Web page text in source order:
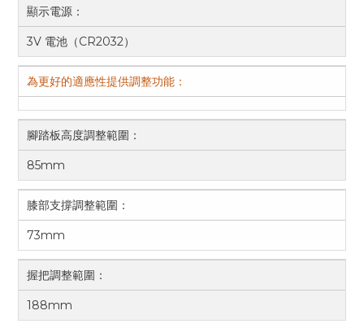
顯示電源：
3V 電池（CR2032）
為更好的適應性提供調整功能：
腳踏板高度調整範圍：
85mm
膝部支撐調整範圍：
73mm
握把調整範圍：
188mm